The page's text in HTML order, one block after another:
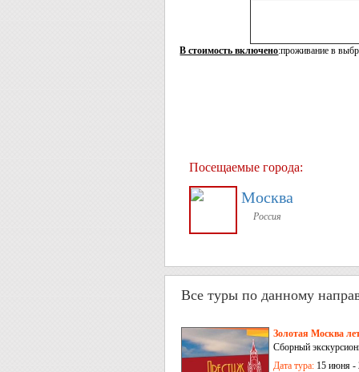
В стоимость включено:проживание в
Посещаемые города:
Москва
Россия
Все туры по данному
Золотая Москва
Сборный
Дата тура: 15 июня -